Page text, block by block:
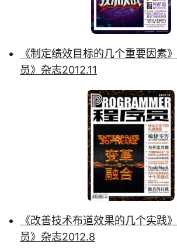
《制定绩效目标的几个重要因素》
员》杂志2012.11
《改善技术布道效果的几个实践》
员》杂志2012.8